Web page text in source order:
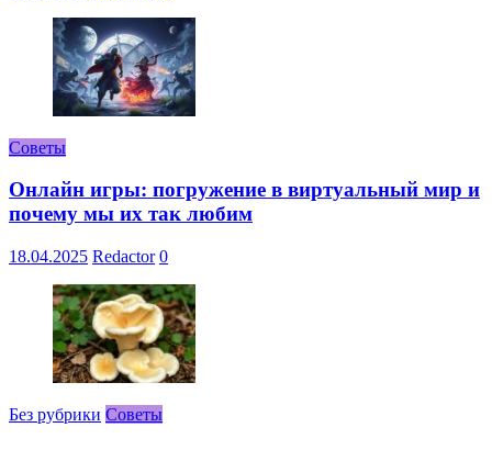
Советы
Онлайн игры: погружение в виртуальный мир и
почему мы их так любим
18.04.2025 Redactor 0
Без рубрики Советы